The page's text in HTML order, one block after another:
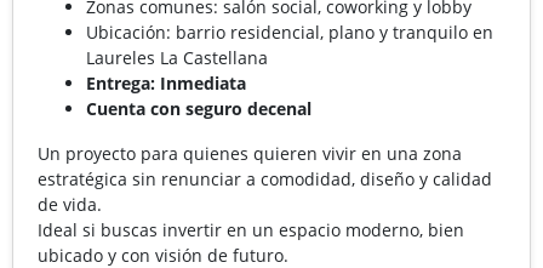
Zonas comunes: salón social, coworking y lobby
Ubicación: barrio residencial, plano y tranquilo en
Laureles La Castellana
Entrega: Inmediata
Cuenta con seguro decenal
Un proyecto para quienes quieren vivir en una zona
estratégica sin renunciar a comodidad, diseño y calidad
de vida.
Ideal si buscas invertir en un espacio moderno, bien
ubicado y con visión de futuro.